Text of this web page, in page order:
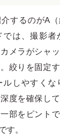
するのがA
では、撮影者
メラがシャ
絞りを固定
ルしやすく
度を確保し
部をピント
す。